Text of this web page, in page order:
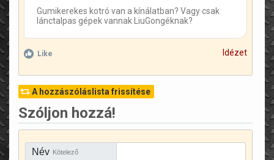
Gumikerekes kotró van a kínálatban? Vagy csak
lánctalpas gépek vannak LiuGongéknak?
Like Idézet
A hozzászóláslista frissítése
Szóljon hozzá!
Név Kötelező